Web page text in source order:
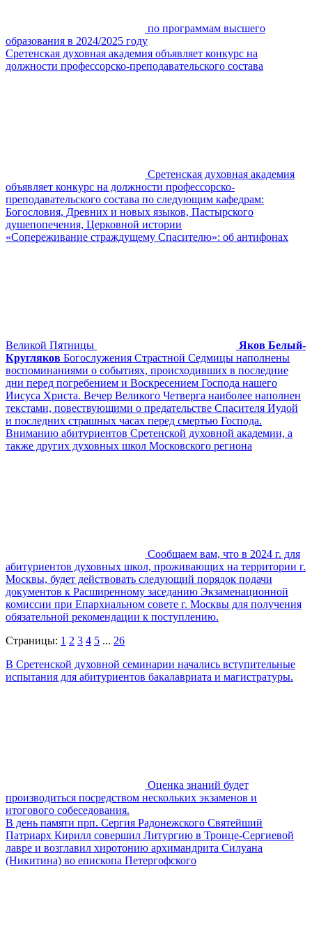
по программам высшего
образования в 2024/2025 году
Сретенская духовная академия объявляет конкурс на
должности профессорско-преподавательского состава
Сретенская духовная академия
объявляет конкурс на должности профессорско-
преподавательского состава по следующим кафедрам:
Богословия, Древних и новых языков, Пастырского
душепопечения, Церковной истории
«Сопереживание страждущему Спасителю»: об антифонах
Великой Пятницы
Яков Белый-
Кругляков Богослужения Страстной Седмицы наполнены
воспоминаниями о событиях, происходивших в последние
дни перед погребением и Воскресением Господа нашего
Иисуса Христа. Вечер Великого Четверга наиболее наполнен
текстами, повествующими о предательстве Спасителя Иудой
и последних страшных часах перед смертью Господа.
Вниманию абитуриентов Сретенской духовной академии, а
также других духовных школ Московского региона
Сообщаем вам, что в 2024 г. для
абитуриентов духовных школ, проживающих на территории г.
Москвы, будет действовать следующий порядок подачи
документов к Расширенному заседанию Экзаменационной
комиссии при Епархиальном совете г. Москвы для получения
обязательной рекомендации к поступлению.
Страницы: 1 2 3 4 5 ... 26
В Сретенской духовной семинарии начались вступительные
испытания для абитуриентов бакалавриата и магистратуры.
Оценка знаний будет
производиться посредством нескольких экзаменов и
итогового собеседования.
В день памяти прп. Сергия Радонежского Святейший
Патриарх Кирилл совершил Литургию в Троице-Сергиевой
лавре и возглавил хиротонию архимандрита Силуана
(Никитина) во епископа Петергофского